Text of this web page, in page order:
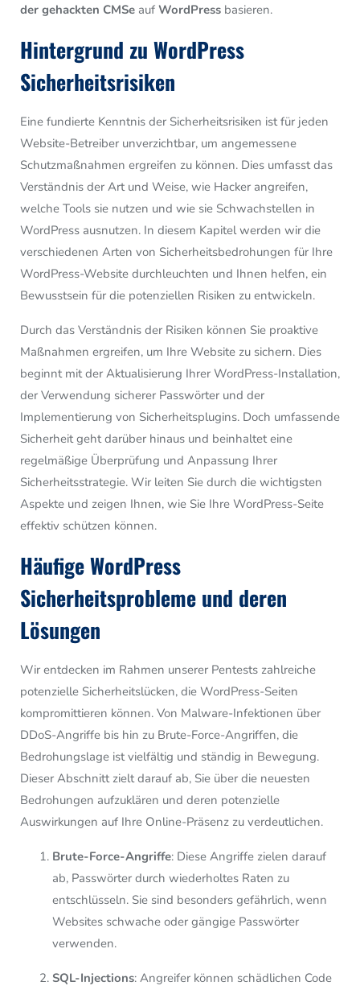
der gehackten CMSe auf WordPress basieren.
Hintergrund zu WordPress
Sicherheitsrisiken
Eine fundierte Kenntnis der Sicherheitsrisiken ist für jeden
Website-Betreiber unverzichtbar, um angemessene
Schutzmaßnahmen ergreifen zu können. Dies umfasst das
Verständnis der Art und Weise, wie Hacker angreifen,
welche Tools sie nutzen und wie sie Schwachstellen in
WordPress ausnutzen. In diesem Kapitel werden wir die
verschiedenen Arten von Sicherheitsbedrohungen für Ihre
WordPress-Website durchleuchten und Ihnen helfen, ein
Bewusstsein für die potenziellen Risiken zu entwickeln.
Durch das Verständnis der Risiken können Sie proaktive
Maßnahmen ergreifen, um Ihre Website zu sichern. Dies
beginnt mit der Aktualisierung Ihrer WordPress-Installation,
der Verwendung sicherer Passwörter und der
Implementierung von Sicherheitsplugins. Doch umfassende
Sicherheit geht darüber hinaus und beinhaltet eine
regelmäßige Überprüfung und Anpassung Ihrer
Sicherheitsstrategie. Wir leiten Sie durch die wichtigsten
Aspekte und zeigen Ihnen, wie Sie Ihre WordPress-Seite
effektiv schützen können.
Häufige WordPress
Sicherheitsprobleme und deren
Lösungen
Wir entdecken im Rahmen unserer Pentests zahlreiche
potenzielle Sicherheitslücken, die WordPress-Seiten
kompromittieren können. Von Malware-Infektionen über
DDoS-Angriffe bis hin zu Brute-Force-Angriffen, die
Bedrohungslage ist vielfältig und ständig in Bewegung.
Dieser Abschnitt zielt darauf ab, Sie über die neuesten
Bedrohungen aufzuklären und deren potenzielle
Auswirkungen auf Ihre Online-Präsenz zu verdeutlichen.
Brute-Force-Angriffe: Diese Angriffe zielen darauf
ab, Passwörter durch wiederholtes Raten zu
entschlüsseln. Sie sind besonders gefährlich, wenn
Websites schwache oder gängige Passwörter
verwenden.
SQL-Injections: Angreifer können schädlichen Code